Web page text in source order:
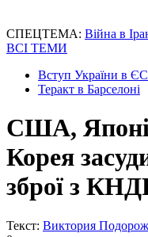
СПЕЦТЕМА: Війна в
ВСІ ТЕМИ
Вступ України в ЄС
Теракт в Барселоні
США,
Корея
зброї з
Текст: Виктория